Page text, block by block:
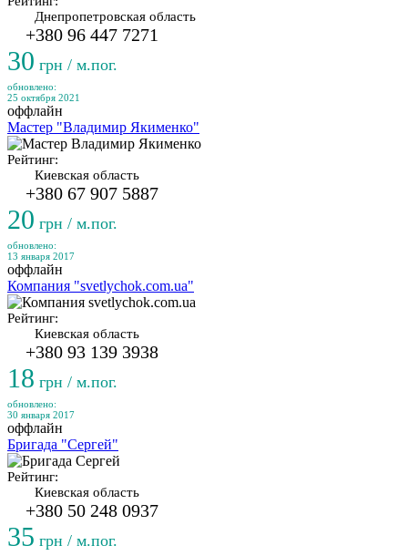
Днепропетровская область
+380 96 447 7271
30 грн / м.пог.
обновлено:
25 октября 2021
оффлайн
Мастер "Владимир Якименко"
Рейтинг:
Киевская область
+380 67 907 5887
20 грн / м.пог.
обновлено:
13 января 2017
оффлайн
Компания "svetlychok.com.ua"
Рейтинг:
Киевская область
+380 93 139 3938
18 грн / м.пог.
обновлено:
30 января 2017
оффлайн
Бригада "Сергей"
Рейтинг:
Киевская область
+380 50 248 0937
35 грн / м.пог.